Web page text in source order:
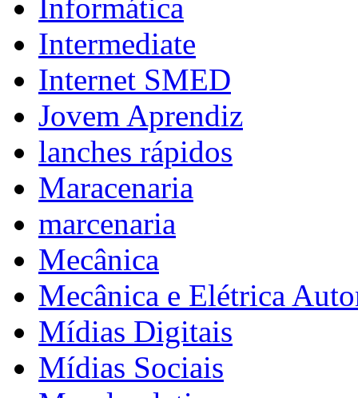
Informática
Intermediate
Internet SMED
Jovem Aprendiz
lanches rápidos
Maracenaria
marcenaria
Mecânica
Mecânica e Elétrica
Mídias Digitais
Mídias Sociais